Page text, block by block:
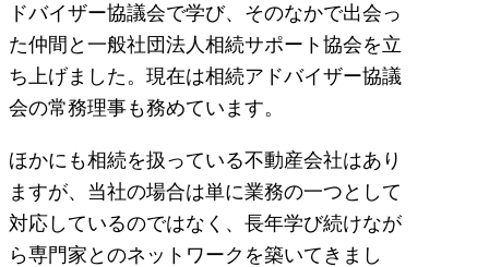
ドバイザー協議会で学び、そのなかで出会っ
た仲間と一般社団法人相続サポート協会を立
ち上げました。現在は相続アドバイザー協議
会の常務理事も務めています。
ほかにも相続を扱っている不動産会社はあり
ますが、当社の場合は単に業務の一つとして
対応しているのではなく、長年学び続けなが
ら専門家とのネットワークを築いてきまし